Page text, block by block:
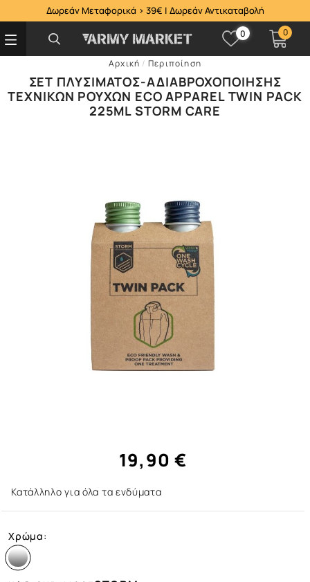
Δωρεάν Μεταφορικά > 39€ | Δωρεάν Αντικαταβολή
0 0
Αρχική / Περιποίηση
ΣΕΤ ΠΛΥΣΊΜΑΤΟΣ-ΑΔΙΑΒΡΟΧΟΠΟΊΗΣΗΣ
ΤΕΧΝΙΚΏΝ ΡΟΎΧΩΝ ECO APPAREL TWIN PACK
225ML STORM CARE
19,90 €
Κατάλληλο για όλα τα ενδύματα
Χρώμα: